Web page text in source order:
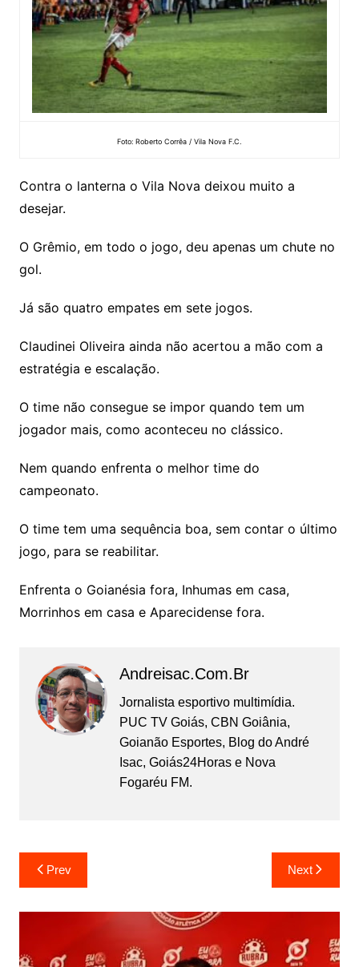
Foto: Roberto Corrêa / Vila Nova F.C.
Contra o lanterna o Vila Nova deixou muito a
desejar.
O Grêmio, em todo o jogo, deu apenas um chute no
gol.
Já são quatro empates em sete jogos.
Claudinei Oliveira ainda não acertou a mão com a
estratégia e escalação.
O time não consegue se impor quando tem um
jogador mais, como aconteceu no clássico.
Nem quando enfrenta o melhor time do
campeonato.
O time tem uma sequência boa, sem contar o último
jogo, para se reabilitar.
Enfrenta o Goianésia fora, Inhumas em casa,
Morrinhos em casa e Aparecidense fora.
Andreisac.com.br
Jornalista esportivo multimídia.
PUC TV Goiás, CBN Goiânia,
Goianão Esportes, Blog do André
Isac, Goiás24Horas e Nova
Fogaréu FM.
Prev Next